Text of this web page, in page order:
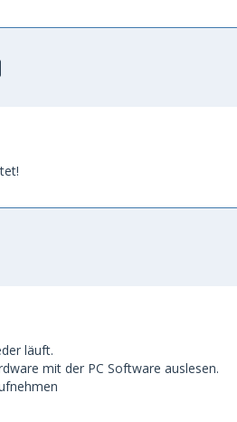
läuft.
mit der PC Software auslesen.